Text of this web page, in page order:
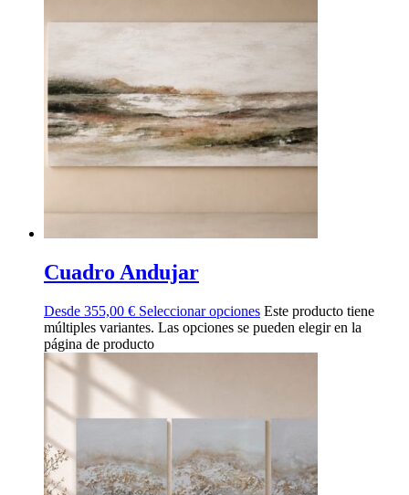
Cuadro Andujar
Desde 355,00 € Seleccionar opciones Este producto tiene
múltiples variantes. Las opciones se pueden elegir en la
página de producto